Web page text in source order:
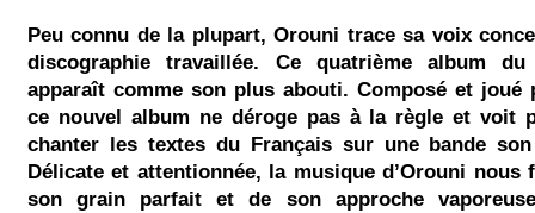
Peu connu de la plupart, Orouni trace sa voix
discographie travaillée. Ce quatrième album
apparaît comme son plus abouti. Composé et joué
ce nouvel album ne déroge pas à la règle et voit
chanter les textes du Français sur une bande
Délicate et attentionnée, la musique d’Orouni nous
son grain parfait et de son approche